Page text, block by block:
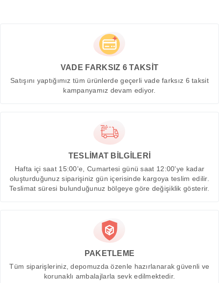
VADE FARKSIZ 6 TAKSİT
Satışını yaptığımız tüm ürünlerde geçerli vade farksız 6 taksit
kampanyamız devam ediyor.
TESLİMAT BİLGİLERİ
Hafta içi saat 15:00'e, Cumartesi günü saat 12:00'ye kadar
oluşturduğunuz siparişiniz gün içerisinde kargoya teslim edilir.
Teslimat süresi bulunduğunuz bölgeye göre değişiklik gösterir.
PAKETLEME
Tüm siparişleriniz, depomuzda özenle hazırlanarak güvenli ve
korunaklı ambalajlarla sevk edilmektedir.